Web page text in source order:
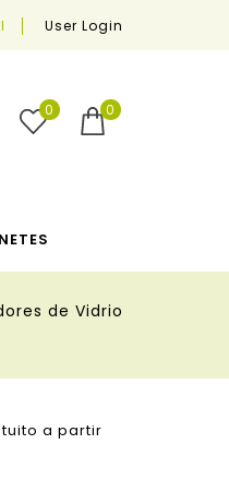
User Login
0
0
de Vidrio
a partir